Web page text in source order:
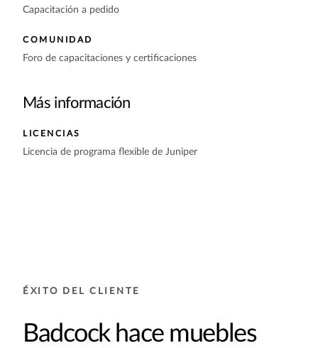
Capacitación a pedido
COMUNIDAD
Foro de capacitaciones y certificaciones
Más información
LICENCIAS
Licencia de programa flexible de Juniper
ÉXITO DEL CLIENTE
Badcock hace muebles